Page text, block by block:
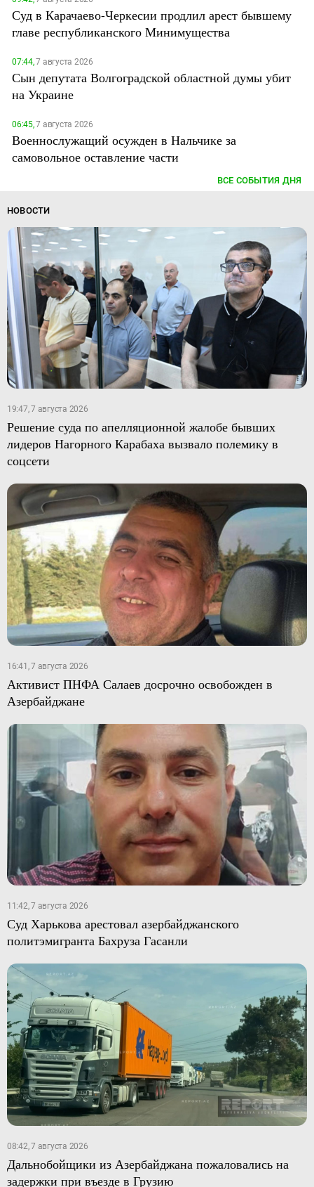
Суд в Карачаево-Черкесии продлил арест бывшему
главе республиканского Минимущества
07:44,7 августа 2026
Сын депутата Волгоградской областной думы убит
на Украине
06:45,7 августа 2026
Военнослужащий осужден в Нальчике за
самовольное оставление части
ВСЕ СОБЫТИЯ ДНЯ
НОВОСТИ
19:47, 7 августа 2026
Решение суда по апелляционной жалобе бывших
лидеров Нагорного Карабаха вызвало полемику в
соцсети
16:41, 7 августа 2026
Активист ПНФА Салаев досрочно освобожден в
Азербайджане
11:42, 7 августа 2026
Суд Харькова арестовал азербайджанского
политэмигранта Бахруза Гасанли
08:42, 7 августа 2026
Дальнобойщики из Азербайджана пожаловались на
задержки при въезде в Грузию